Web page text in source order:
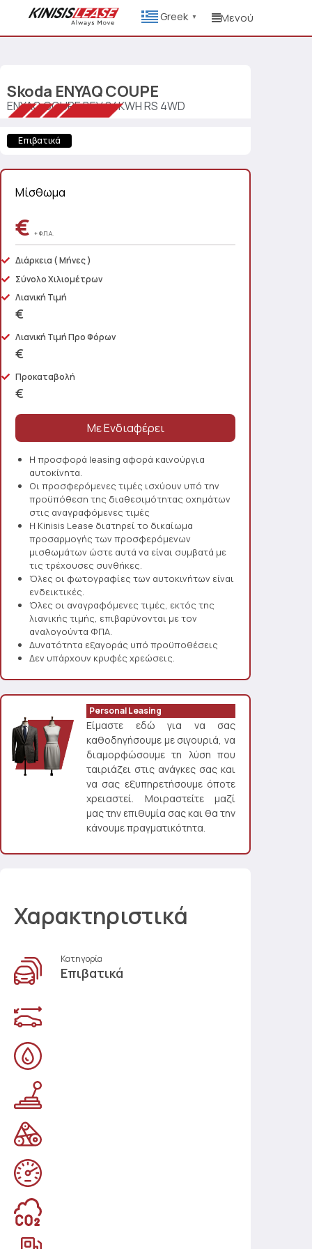
Greek ▼ Μενού
Skoda ENYAQ COUPE
ENYAQ COUPE BEV 84KWH RS 4WD
Επιβατικά
Μίσθωμα
€ + Φ.Π.Α.
Διάρκεια ( Μήνες )
Σύνολο Χιλιομέτρων
Λιανική Τιμή
€
Λιανική Τιμή Προ Φόρων
€
Προκαταβολή
€
Η προσφορά leasing αφορά καινούργια
αυτοκίνητα.
Οι προσφερόμενες τιμές ισχύουν υπό την
προϋπόθεση της διαθεσιμότητας οχημάτων
στις αναγραφόμενες τιμές
Η Kinisis Lease διατηρεί το δικαίωμα
προσαρμογής των προσφερόμενων
μισθωμάτων ώστε αυτά να είναι συμβατά με
τις τρέχουσες συνθήκες.
Όλες οι φωτογραφίες των αυτοκινήτων είναι
ενδεικτικές.
Όλες οι αναγραφόμενες τιμές, εκτός της
λιανικής τιμής, επιβαρύνονται με τον
αναλογούντα ΦΠΑ.
Δυνατότητα εξαγοράς υπό προϋποθέσεις
Δεν υπάρχουν κρυφές χρεώσεις.
Personal Leasing
Είμαστε εδώ για να σας
καθοδηγήσουμε με σιγουριά, να
διαμορφώσουμε τη λύση που
ταιριάζει στις ανάγκες σας και
να σας εξυπηρετήσουμε όποτε
χρειαστεί. Μοιραστείτε μαζί
μας την επιθυμία σας και θα την
κάνουμε πραγματικότητα.
Χαρακτηριστικά
Κατηγορία
Επιβατικά